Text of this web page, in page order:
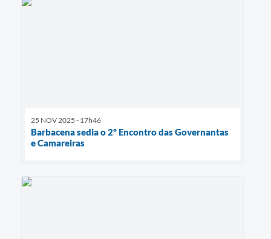
25 NOV 2025 - 17h46
Barbacena sedia o 2º Encontro das Governantas
e Camareiras